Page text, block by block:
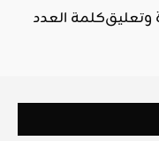
كلمة العدد